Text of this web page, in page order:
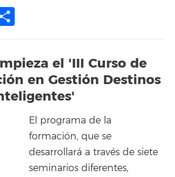
el 'III Curso de
en Gestión Destinos
El programa de la
formación, que se
desarrollará a través de siete
seminarios diferentes,